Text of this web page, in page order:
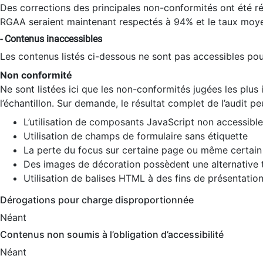
Des corrections des principales non-conformités ont été
RGAA seraient maintenant respectés à 94% et le taux
- Contenus inaccessibles
Les contenus listés ci-dessous ne sont pas accessibles
Non conformité
Ne sont listées ici que les non-conformités jugées les
l’échantillon. Sur demande, le résultat complet de l’audit
L’utilisation de composants JavaScript non
Utilisation de champs de formulaire sans étiquette
La perte du focus sur certaine page ou même
Des images de décoration possèdent une alternative
Utilisation de balises HTML à des fins de
Dérogations pour charge disproportionnée
Néant
Contenus non soumis à l’obligation d’accessibilité
Néant